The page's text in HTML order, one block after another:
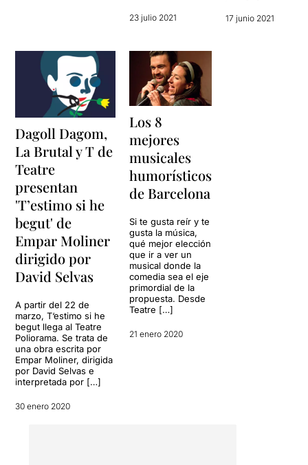
23 julio 2021 17 junio 2021
Dagoll Dagom,
La Brutal y T de
Teatre
presentan
'T’estimo si he
begut' de
Empar Moliner
dirigido por
David Selvas
A partir del 22 de
marzo, T‘estimo si he
begut llega al Teatre
Poliorama. Se trata de
una obra escrita por
Empar Moliner, dirigida
por David Selvas e
interpretada por […]
30 enero 2020
Los 8
mejores
musicales
humorísticos
de Barcelona
Si te gusta reír y te
gusta la música,
qué mejor elección
que ir a ver un
musical donde la
comedia sea el eje
primordial de la
propuesta. Desde
Teatre […]
21 enero 2020